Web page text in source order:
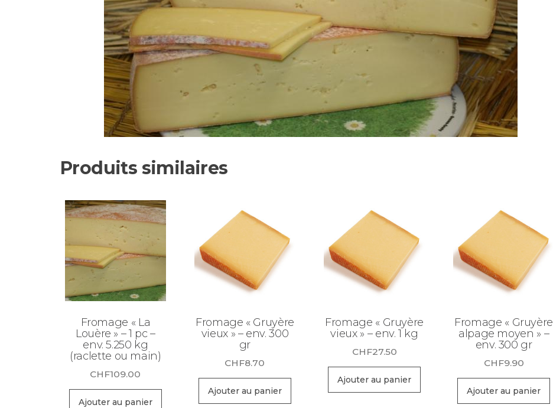
Produits similaires
Fromage « La
Louère » – 1 pc –
env. 5.250 kg
(raclette ou main)
CHF109.00
Ajouter au panier
Fromage « Gruyère
vieux » – env. 300
gr
CHF8.70
Ajouter au panier
Fromage « Gruyère
vieux » – env. 1 kg
CHF27.50
Ajouter au panier
Fromage « Gruyère
alpage moyen » –
env. 300 gr
CHF9.90
Ajouter au panier